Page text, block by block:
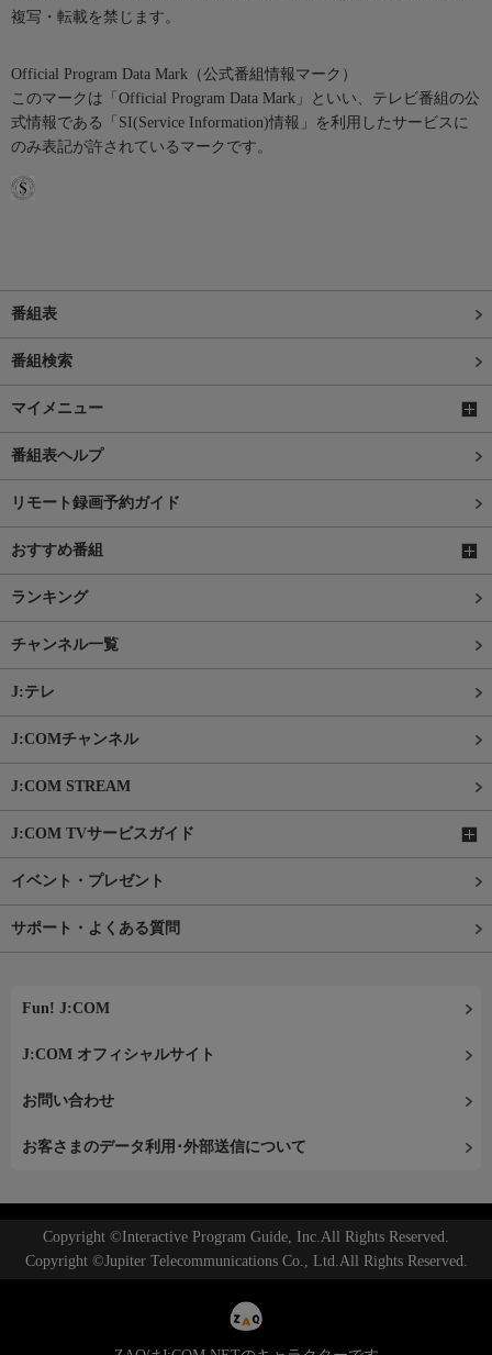
複写・転載を禁じます。
Official Program Data Mark（公式番組情報マーク）
このマークは「Official Program Data Mark」といい、テレビ番組の公
式情報である「SI(Service Information)情報」を利用したサービスに
のみ表記が許されているマークです。
番組表
番組検索
マイメニュー
番組表ヘルプ
リモート録画予約ガイド
おすすめ番組
ランキング
チャンネル一覧
J:テレ
J:COMチャンネル
J:COM STREAM
J:COM TVサービスガイド
イベント・プレゼント
サポート・よくある質問
Fun! J:COM
J:COM オフィシャルサイト
お問い合わせ
お客さまのデータ利用･外部送信について
Copyright ©Interactive Program Guide, Inc.All Rights Reserved.
Copyright ©Jupiter Telecommunications Co., Ltd.All Rights Reserved.